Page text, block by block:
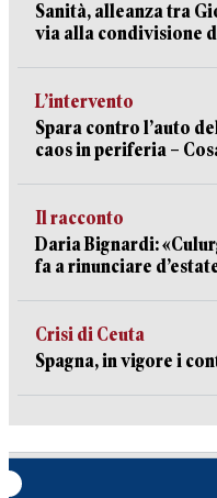
Sanità, alleanza tra
via alla condivisione
L’intervento
Spara contro l’auto
caos in periferia –
Il racconto
Daria Bignardi:
fa a rinunciare
Crisi di Ceuta
Spagna, in vigore i